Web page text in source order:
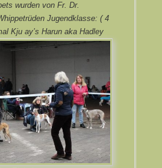
wurden von Fr. Dr.
Jugendklasse: ( 4
Kju ay’s Harun aka Hadley